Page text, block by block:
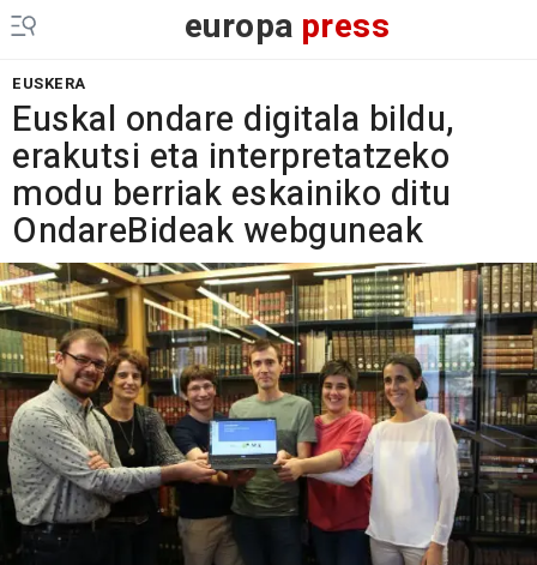
europa press
EUSKERA
Euskal ondare digitala bildu,
erakutsi eta interpretatzeko
modu berriak eskainiko ditu
OndareBideak webguneak